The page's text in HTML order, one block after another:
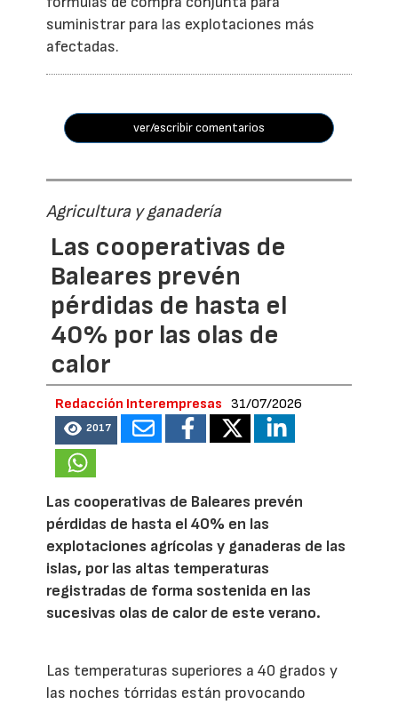
suministrar para las explotaciones más
afectadas.
ver/escribir comentarios
Agricultura y ganadería
Las cooperativas de
Baleares prevén
pérdidas de hasta el
40% por las olas de
calor
Redacción Interempresas 31/07/2026
2017
Las cooperativas de Baleares prevén
pérdidas de hasta el 40% en las
explotaciones agrícolas y ganaderas de las
islas, por las altas temperaturas
registradas de forma sostenida en las
sucesivas olas de calor de este verano.
Las temperaturas superiores a 40 grados y
las noches tórridas están provocando